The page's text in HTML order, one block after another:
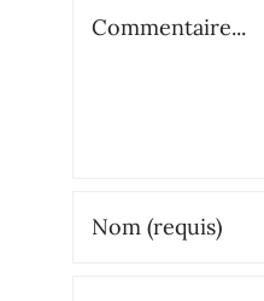
Commentaire